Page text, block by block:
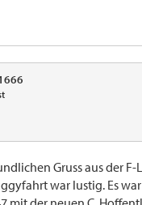
Gruss aus der
war lustig. Es